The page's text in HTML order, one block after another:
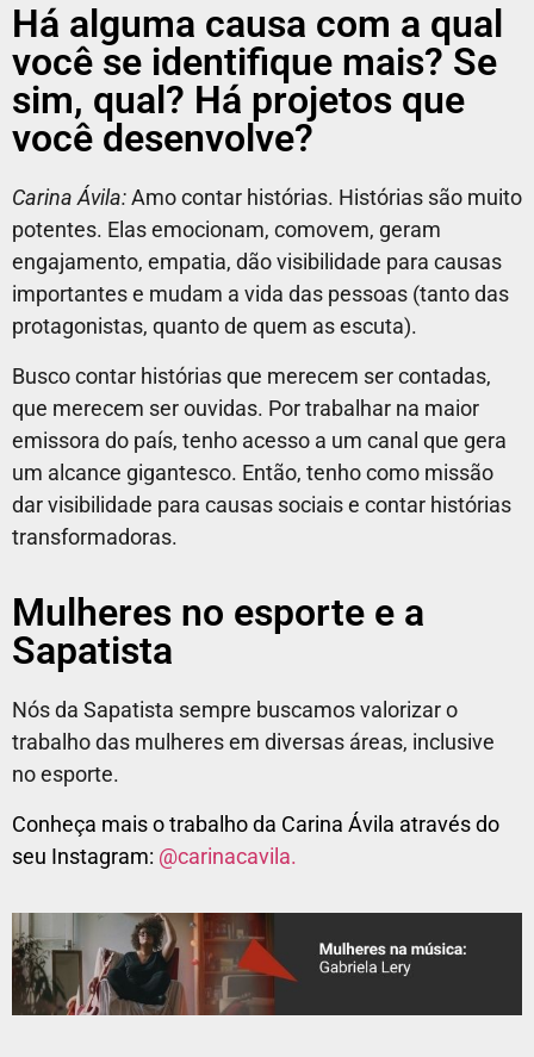
Há alguma causa com a qual
você se identifique mais? Se
sim, qual? Há projetos que
você desenvolve?
Carina Ávila:Amo contar histórias. Histórias são muito
potentes. Elas emocionam, comovem, geram
engajamento, empatia, dão visibilidade para causas
importantes e mudam a vida das pessoas (tanto das
protagonistas, quanto de quem as escuta).
Busco contar histórias que merecem ser contadas,
que merecem ser ouvidas. Por trabalhar na maior
emissora do país, tenho acesso a um canal que gera
um alcance gigantesco. Então, tenho como missão
dar visibilidade para causas sociais e contar histórias
transformadoras.
Mulheres no esporte e a
Sapatista
Nós da Sapatista sempre buscamos valorizar o
trabalho das mulheres em diversas áreas, inclusive
no esporte.
Conheça mais o trabalho da Carina Ávila através do
seu Instagram: @carinacavila.